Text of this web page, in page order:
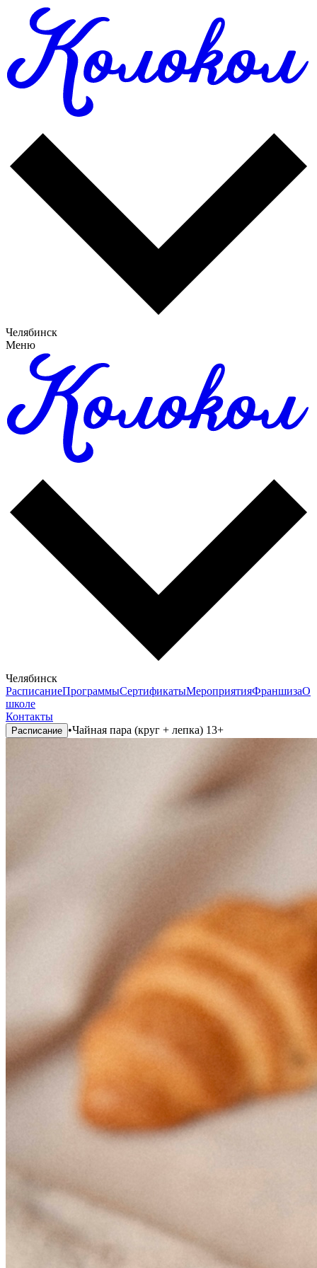
Челябинск
Меню
Челябинск
РасписаниеПрограммыСертификатыМероприятияФраншизаО
школе
Контакты
Расписание •Чайная пара (круг + лепка) 13+